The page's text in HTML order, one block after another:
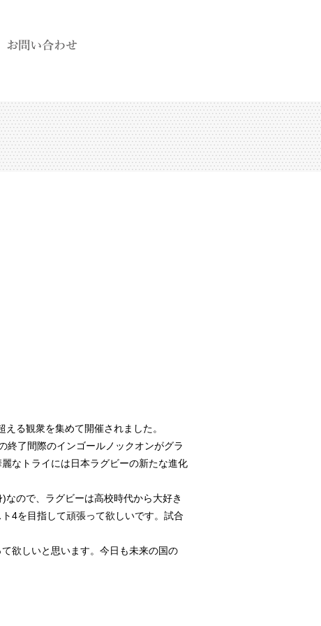
る観衆を集めて開催されました。
終了間際のインゴールノックオンがグラ
なトライには日本ラグビーの新たな進化
ので、ラグビーは高校時代から大好き
4を目指して頑張って欲しいです。試合
欲しいと思います。今日も未来の国の